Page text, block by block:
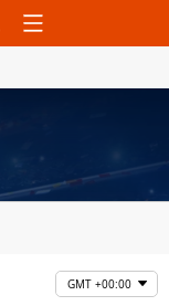
GMT +00:00